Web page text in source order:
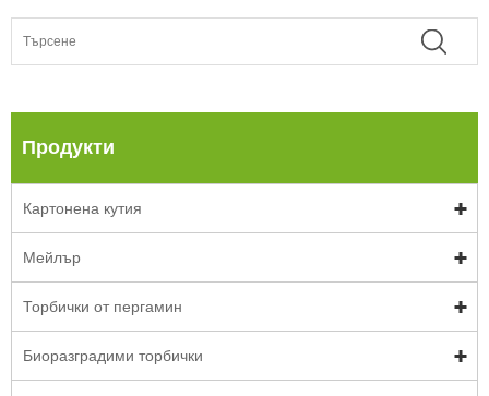
Продукти
Картонена кутия
Мейлър
Торбички от пергамин
Биоразградими торбички